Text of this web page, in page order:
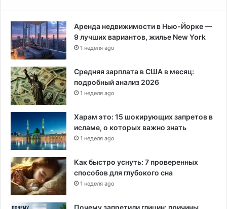
Аренда недвижимости в Нью-Йорке —
9 лучших вариантов, жилье New York
1 неделя ago
Средняя зарплата в США в месяц:
подробный анализ 2026
1 неделя ago
Харам это: 15 шокирующих запретов в
исламе, о которых важно знать
1 неделя ago
Как быстро уснуть: 7 проверенных
способов для глубокого сна
1 неделя ago